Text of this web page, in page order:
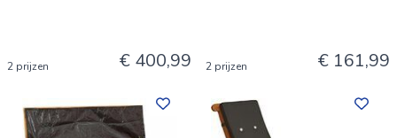
2 prijzen € 400,99 2 prijzen € 161,99